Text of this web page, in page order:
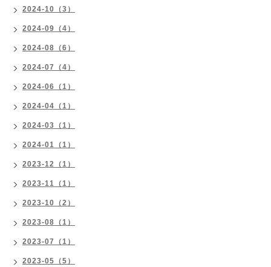
2024-10（3）
2024-09（4）
2024-08（6）
2024-07（4）
2024-06（1）
2024-04（1）
2024-03（1）
2024-01（1）
2023-12（1）
2023-11（1）
2023-10（2）
2023-08（1）
2023-07（1）
2023-05（5）